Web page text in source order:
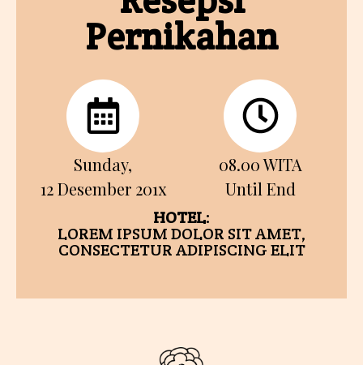
Pernikahan
Sunday,
12 Desember 201x
08.00 WITA
Until End
HOTEL:
LOREM IPSUM DOLOR SIT AMET,
CONSECTETUR ADIPISCING ELIT